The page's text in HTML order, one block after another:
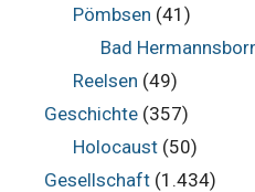
Pömbsen (41)
Bad
Reelsen (49)
Geschichte (357)
Holocaust(50)
Gesellschaft (1.434)